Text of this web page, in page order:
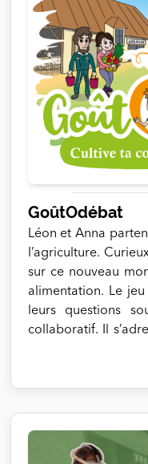
GoûtOdébat
Léon et Anna
l’agriculture.
sur ce nouveau
alimentation. Le jeu GoûtOdébat rassemble toutes
leurs questions
collaboratif. Il